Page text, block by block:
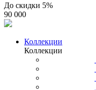
До скидки 5%
90 000
Коллекции
Коллекции